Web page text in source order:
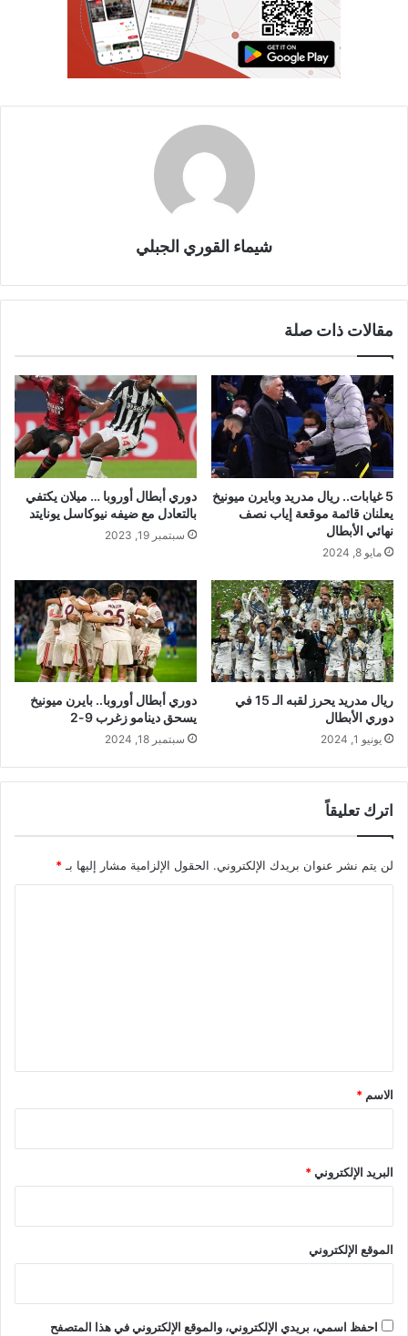
شيماء القوري الجبلي
مقالات ذات صلة
5 غيابات.. ريال مدريد وبايرن ميونيخ
يعلنان قائمة موقعة إياب نصف
نهائي الأبطال
مايو 8, 2024
دوري أبطال أوروبا … ميلان يكتفي
بالتعادل مع ضيفه نيوكاسل يونايتد
سبتمبر 19, 2023
ريال مدريد يحرز لقبه الـ 15 في
دوري الأبطال
يونيو 1, 2024
دوري أبطال أوروبا.. بايرن ميونيخ
يسحق دينامو زغرب 9-2
سبتمبر 18, 2024
اترك تعليقاً
لن يتم نشر عنوان بريدك الإلكتروني. الحقول الإلزامية مشار إليها بـ*
*
الاسم *
البريد الإلكتروني*
الموقع الإلكتروني
احفظ اسمي، بريدي الإلكتروني، والموقع الإلكتروني في هذا المتصفح